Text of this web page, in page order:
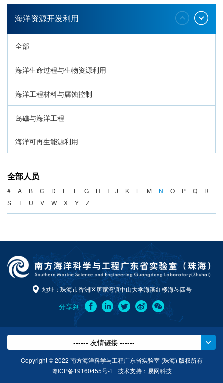
环南海地质过程与灾害响应
海洋资源开发利用
全部
海洋生命过程与生物资源利用
海洋工程材料与腐蚀控制
岛礁与海洋工程
海洋可再生能源利用
海洋产业与政策
海洋可持续发展
全部人员
# A B C D E F G H I J K L M N O P Q
R
S
T U V W X Y Z
地址：珠海市香洲区唐家湾镇中山大学海滨红楼海琴四号
分享到
------ 友情链接 ------
Copyright © 2022 南方海洋科学与工程广东省实验室 (珠海) 版权所有
粤ICP备19160455号-1
技术支持： 易网科技